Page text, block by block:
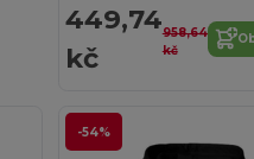
449,74
kč
958,64
kč
-54%